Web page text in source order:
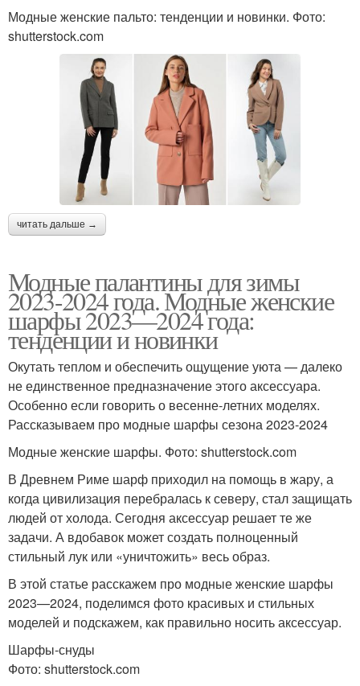
Модные женские пальто: тенденции и новинки. Фото:
shutterstock.com
читать дальше →
Модные палантины для зимы
2023-2024 года. Модные женские
шарфы 2023—2024 года:
тенденции и новинки
Окутать теплом и обеспечить ощущение уюта — далеко
не единственное предназначение этого аксессуара.
Особенно если говорить о весенне-летних моделях.
Рассказываем про модные шарфы сезона 2023-2024
Модные женские шарфы. Фото: shutterstock.com
В Древнем Риме шарф приходил на помощь в жару, а
когда цивилизация перебралась к северу, стал защищать
людей от холода. Сегодня аксессуар решает те же
задачи. А вдобавок может создать полноценный
стильный лук или «уничтожить» весь образ.
В этой статье расскажем про модные женские шарфы
2023—2024, поделимся фото красивых и стильных
моделей и подскажем, как правильно носить аксессуар.
Шарфы-снуды
Фото: shutterstock.com